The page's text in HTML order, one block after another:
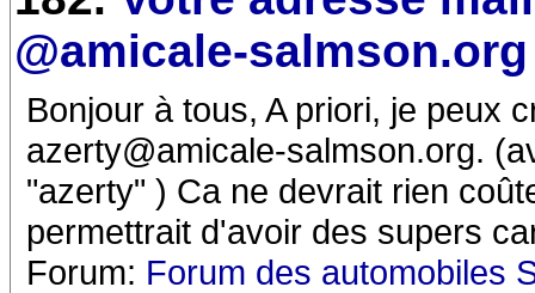
@amicale-salmson.org
Bonjour à tous, A priori, je peux
azerty@amicale-salmson.org.
"azerty" ) Ca ne devrait rien
permettrait d'avoir des supers
Forum: Forum des automobiles